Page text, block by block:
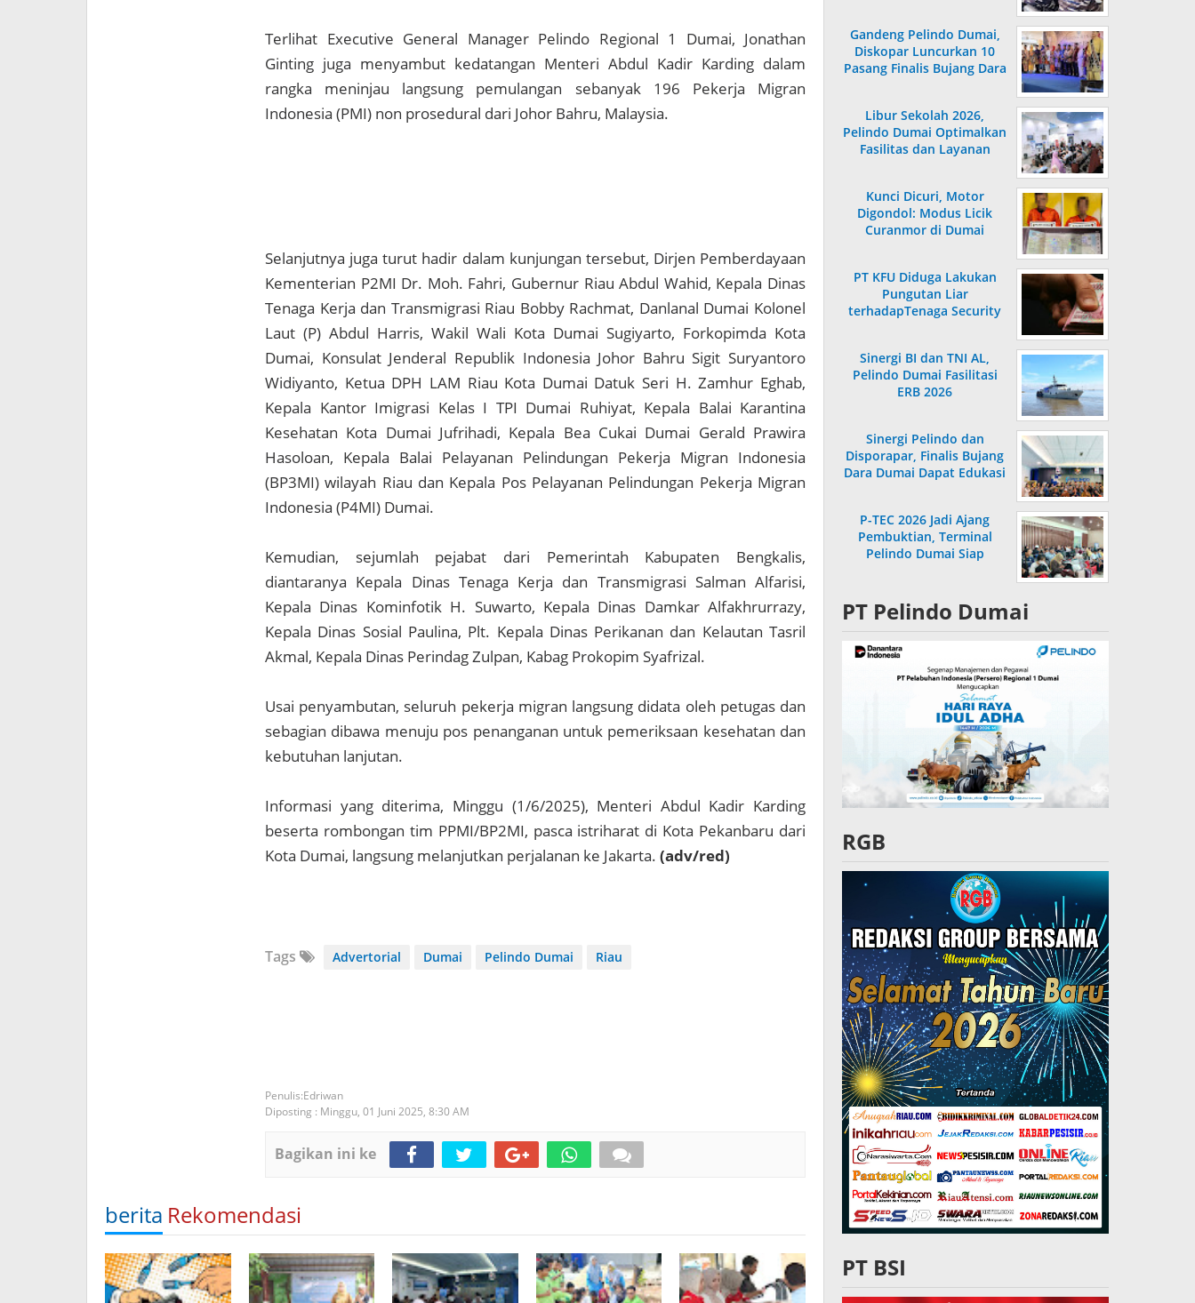
Terlihat Executive General Manager Pelindo Regional 1 Dumai, Jonathan
Ginting juga menyambut kedatangan Menteri Abdul Kadir Karding dalam
rangka meninjau langsung pemulangan sebanyak 196 Pekerja Migran
Indonesia (PMI) non prosedural dari Johor Bahru, Malaysia.
Selanjutnya juga turut hadir dalam kunjungan tersebut, Dirjen Pemberdayaan
Kementerian P2MI Dr. Moh. Fahri, Gubernur Riau Abdul Wahid, Kepala Dinas
Tenaga Kerja dan Transmigrasi Riau Bobby Rachmat, Danlanal Dumai Kolonel
Laut (P) Abdul Harris, Wakil Wali Kota Dumai Sugiyarto, Forkopimda Kota
Dumai, Konsulat Jenderal Republik Indonesia Johor Bahru Sigit Suryantoro
Widiyanto, Ketua DPH LAM Riau Kota Dumai Datuk Seri H. Zamhur Eghab,
Kepala Kantor Imigrasi Kelas I TPI Dumai Ruhiyat, Kepala Balai Karantina
Kesehatan Kota Dumai Jufrihadi, Kepala Bea Cukai Dumai Gerald Prawira
Hasoloan, Kepala Balai Pelayanan Pelindungan Pekerja Migran Indonesia
(BP3MI) wilayah Riau dan Kepala Pos Pelayanan Pelindungan Pekerja Migran
Indonesia (P4MI) Dumai.
Kemudian, sejumlah pejabat dari Pemerintah Kabupaten Bengkalis,
diantaranya Kepala Dinas Tenaga Kerja dan Transmigrasi Salman Alfarisi,
Kepala Dinas Kominfotik H. Suwarto, Kepala Dinas Damkar Alfakhrurrazy,
Kepala Dinas Sosial Paulina, Plt. Kepala Dinas Perikanan dan Kelautan Tasril
Akmal, Kepala Dinas Perindag Zulpan, Kabag Prokopim Syafrizal.
Usai penyambutan, seluruh pekerja migran langsung didata oleh petugas dan
sebagian dibawa menuju pos penanganan untuk pemeriksaan kesehatan dan
kebutuhan lanjutan.
Informasi yang diterima, Minggu (1/6/2025), Menteri Abdul Kadir Karding
beserta rombongan tim PPMI/BP2MI, pasca istriharat di Kota Pekanbaru dari
Kota Dumai, langsung melanjutkan perjalanan ke Jakarta. (adv/red)
Tags Advertorial Dumai Pelindo Dumai Riau
Edriwan
Diposting : Minggu, 01 Juni 2025, 8:30 AM
Bagikan ini ke
berita Rekomendasi
Gandeng Pelindo Dumai,
Diskopar Luncurkan 10
Pasang Finalis Bujang Dara
Libur Sekolah 2026,
Pelindo Dumai Optimalkan
Fasilitas dan Layanan
Kunci Dicuri, Motor
Digondol: Modus Licik
Curanmor di Dumai
PT KFU Diduga Lakukan
Pungutan Liar
terhadapTenaga Security
Sinergi BI dan TNI AL,
Pelindo Dumai Fasilitasi
ERB 2026
Sinergi Pelindo dan
Disporapar, Finalis Bujang
Dara Dumai Dapat Edukasi
P-TEC 2026 Jadi Ajang
Pembuktian, Terminal
Pelindo Dumai Siap
PT Pelindo Dumai
RGB
PT BSI